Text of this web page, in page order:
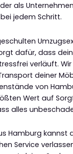
als
jedem Schritt.
dafür, dass
verläuft.
deiner
von
Wert auf
alles
Hamburg kannst
Service